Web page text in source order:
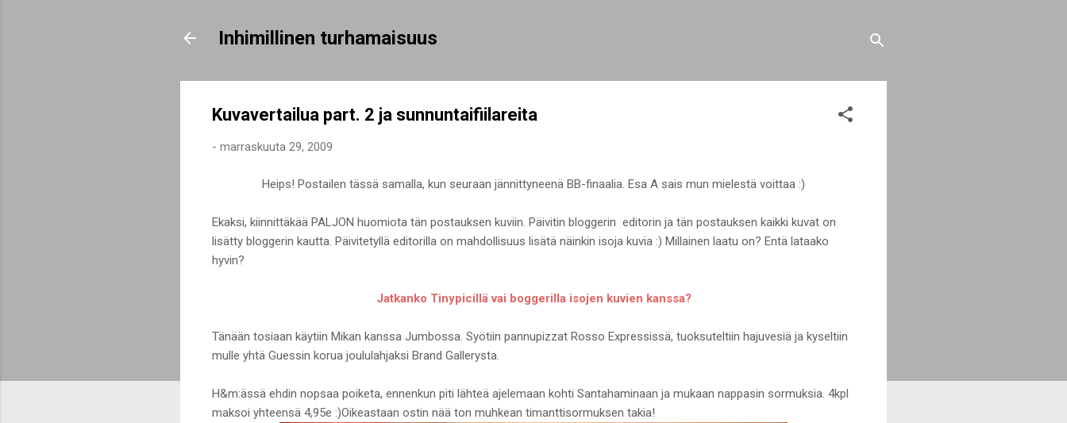
Inhimillinen turhamaisuus
Kuvavertailua part. 2 ja sunnuntaifiilareita
- marraskuuta 29, 2009
Heips! Postailen tässä samalla, kun seuraan jännittyneenä BB-finaalia. Esa A sais mun mielestä voittaa :)
Ekaksi, kiinnittäkää PALJON huomiota tän postauksen kuviin. Päivitin bloggerin editorin ja tän postauksen kaikki kuvat on
lisätty bloggerin kautta. Päivitetyllä editorilla on mahdollisuus lisätä näinkin isoja kuvia :) Millainen laatu on? Entä lataako
hyvin?
Jatkanko Tinypicillä vai boggerilla isojen kuvien kanssa?
Tänään tosiaan käytiin Mikan kanssa Jumbossa. Syötiin pannupizzat Rosso Expressissä, tuoksuteltiin hajuvesiä ja kyseltiin
mulle yhtä Guessin korua joululahjaksi Brand Gallerysta.
H&m:ässä ehdin nopsaa poiketa, ennenkun piti lähteä ajelemaan kohti Santahaminaan ja mukaan nappasin sormuksia. 4kpl
maksoi yhteensä 4,95e :)Oikeastaan ostin nää ton muhkean timanttisormuksen takia!